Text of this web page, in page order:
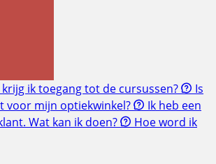
krijg ik toegang tot de cursussen?
Is
voor mijn optiekwinkel?
Ik heb een
Wat kan ik doen?
Hoe word ik